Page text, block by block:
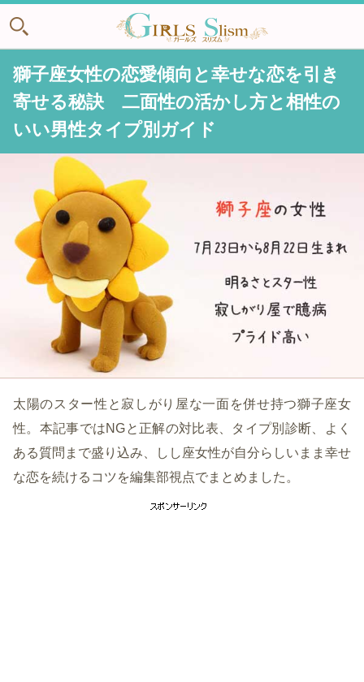
獅子座女性の恋愛傾向と幸せな恋を引き
寄せる秘訣 二面性の活かし方と相性の
いい男性タイプ別ガイド
太陽のスター性と寂しがり屋な一面を併せ持つ獅子座女
性。本記事ではNGと正解の対比表、タイプ別診断、よく
ある質問まで盛り込み、しし座女性が自分らしいまま幸せ
な恋を続けるコツを編集部視点でまとめました。